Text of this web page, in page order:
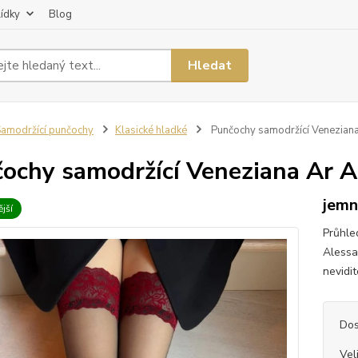
Blog
Hledat
punčochy Klasické hladké Punčochy samodržící
samodržící Veneziana Ar